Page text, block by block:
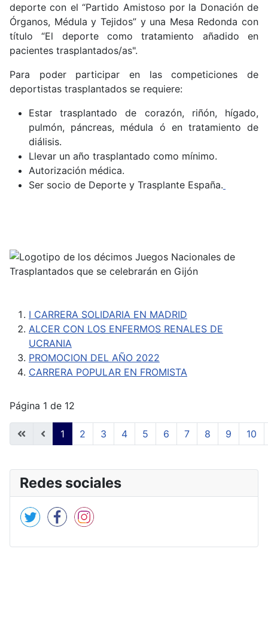
deporte con el “Partido Amistoso por la Donación de
Órganos, Médula y Tejidos” y una Mesa Redonda con
título “El deporte como tratamiento añadido en
pacientes trasplantados/as".
Para poder participar en las competiciones de
deportistas trasplantados se requiere:
Estar trasplantado de corazón, riñón, hígado,
pulmón, páncreas, médula ó en tratamiento de
diálisis.
Llevar un año trasplantado como mínimo.
Autorización médica.
Ser socio de Deporte y Trasplante España.
I CARRERA SOLIDARIA EN MADRID
ALCER CON LOS ENFERMOS RENALES DE
UCRANIA
PROMOCION DEL AÑO 2022
CARRERA POPULAR EN FROMISTA
Página 1 de 12
1 2 3 4 5 6 7 8 9 10
Redes sociales